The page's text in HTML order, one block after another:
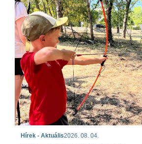
Hírek - Aktuális2026. 08. 04.